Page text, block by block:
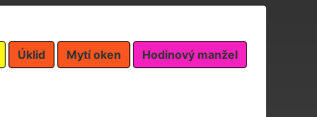
Úklid Mytí oken Hodinový manžel